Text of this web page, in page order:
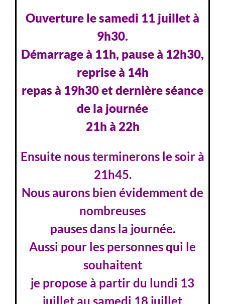
Ouverture le samedi 11 juillet à
9h30.
Démarrage à 11h, pause à 12h30,
reprise à 14h
repas à 19h30 et dernière séance
de la journée
21h à 22h
Ensuite nous terminerons le soir à
21h45.
Nous aurons bien évidemment de
nombreuses
pauses dans la journée.
Aussi pour les personnes qui le
souhaitent
je propose à partir du lundi 13
juillet au samedi 18 juillet